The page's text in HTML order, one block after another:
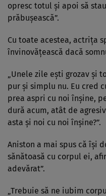
opresc totul și apoi să
prăbușească”.
Cu toate acestea, actrița
învinovățească dacă
„Unele zile ești grozav și
pur și simplu nu. Eu cred
prea aspri cu noi înșine,
dură acum, atât de
asta și noi cu noi înșine?”.
Aniston a mai spus că își
sănătoasă cu corpul ei,
adevărat”.
„Trebuie să ne iubim